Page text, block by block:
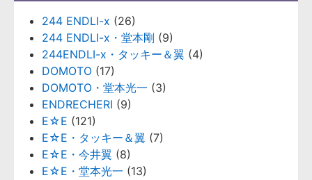
244 ENDLI-x (26)
244 ENDLI-x・堂本剛 (9)
244ENDLI-x・タッキー＆翼 (4)
DOMOTO (17)
DOMOTO・堂本光一 (3)
ENDRECHERI (9)
E☆E (121)
E☆E・タッキー＆翼 (7)
E☆E・今井翼 (8)
E☆E・堂本光一 (13)